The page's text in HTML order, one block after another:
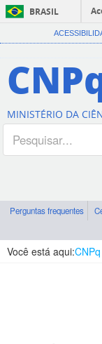
BRASIL
MINISTÉRIO DA
Perguntas frequentes
Você está aqui:CNPq